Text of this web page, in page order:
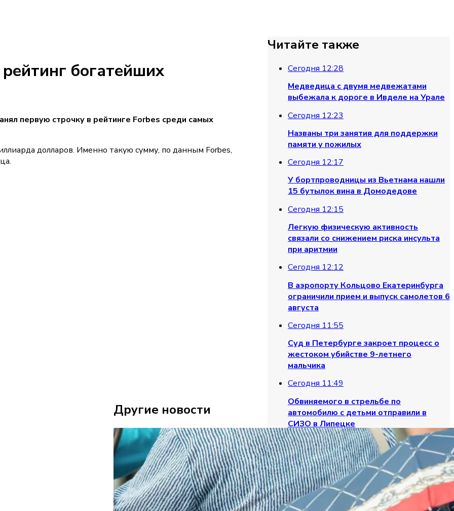
богатейших
первую строчку в рейтинге Forbes среди самых
долларов. Именно такую сумму, по данным Forbes,
Читайте также
Сегодня 12:28
Медведица с двумя медвежатами
выбежала к дороге в Ивделе на Урале
Сегодня 12:23
Названы три занятия для поддержки
памяти у пожилых
Сегодня 12:17
У бортпроводницы из Вьетнама нашли
15 бутылок вина в Домодедове
Сегодня 12:15
Легкую физическую активность
связали со снижением риска инсульта
при аритмии
Сегодня 12:12
В аэропорту Кольцово Екатеринбурга
ограничили прием и выпуск самолетов 6
августа
Сегодня 11:55
Суд в Петербурге закроет процесс о
жестоком убийстве 9-летнего
мальчика
Сегодня 11:49
Обвиняемого в стрельбе по
автомобилю с детьми отправили в
СИЗО в Липецке
Сегодня 11:47
Мать пыталась спасти трехлетнего
сына, но выпала с 9-го этажа на глазах
других детей
Сегодня 11:41
Другие новости